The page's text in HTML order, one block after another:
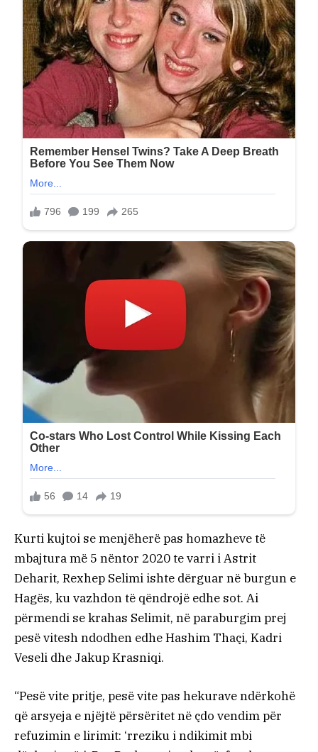
Kurti kujtoi se menjëherë pas homazheve të
mbajtura më 5 nëntor 2020 te varri i Astrit
Deharit, Rexhep Selimi ishte dërguar në burgun e
Hagës, ku vazhdon të qëndrojë edhe sot. Ai
përmendi se krahas Selimit, në paraburgim prej
pesë vitesh ndodhen edhe Hashim Thaçi, Kadri
Veseli dhe Jakup Krasniqi.
“Pesë vite pritje, pesë vite pas hekurave ndërkohë
që arsyeja e njëjtë përsëritet në çdo vendim për
refuzimin e lirimit: ‘rreziku i ndikimit mbi